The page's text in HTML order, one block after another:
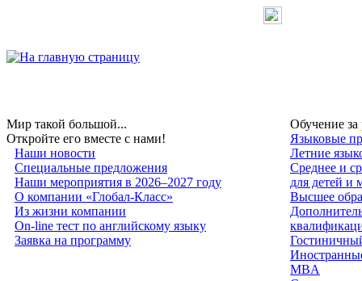
Мир такой большой...
Откройте его вместе с нами!
Наши новости
Специальные предложения
Наши мероприятия в 2026–2027 году
О компании «Глобал-Класс»
Из жизни компании
On-line тест по английскому языку
Заявка на программу
Обучение
Языковые
Летние
Среднее и
для детей и
Высшее
MBA